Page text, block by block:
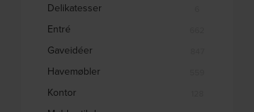
Delikatesser
Entré
Gaveidéer
Havemøbler
Kontor